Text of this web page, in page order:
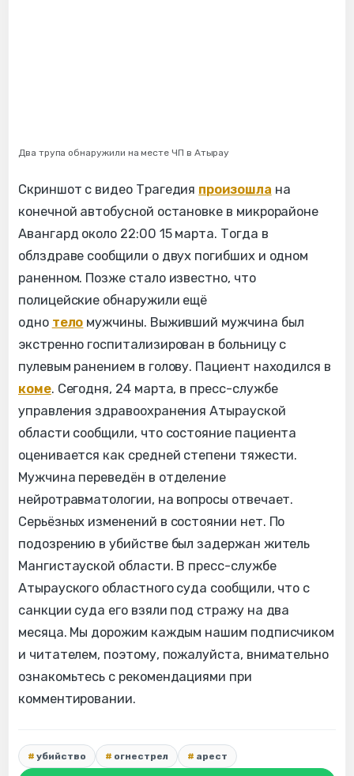
Два трупа обнаружили на месте ЧП в Атырау
Скриншот с видео Трагедия произошла на
конечной автобусной остановке в микрорайоне
Авангард около 22:00 15 марта. Тогда в
облздраве сообщили о двух погибших и одном
раненном. Позже стало известно, что
полицейские обнаружили ещё
одно тело мужчины. Выживший мужчина был
экстренно госпитализирован в больницу с
пулевым ранением в голову. Пациент находился в
коме. Сегодня, 24 марта, в пресс-службе
управления здравоохранения Атырауской
области сообщили, что состояние пациента
оценивается как средней степени тяжести.
Мужчина переведён в отделение
нейротравматологии, на вопросы отвечает.
Серьёзных изменений в состоянии нет. По
подозрению в убийстве был задержан житель
Мангистауской области. В пресс-службе
Атырауского областного суда сообщили, что с
санкции суда его взяли под стражу на два
месяца. Мы дорожим каждым нашим подписчиком
и читателем, поэтому, пожалуйста, внимательно
ознакомьтесь с рекомендациями при
комментировании.
убийство огнестрел арест